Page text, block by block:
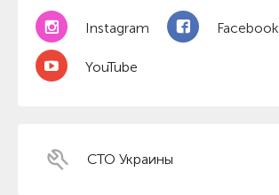
Instagram Facebook
YouTube
СТО Украины